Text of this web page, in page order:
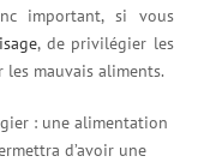
important, si vous
, de privilégier les
mauvais aliments.
: une alimentation
d’avoir une